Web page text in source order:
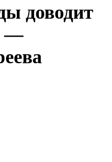
доводит
—